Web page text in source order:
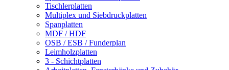
Tischlerplatten
Multiplex und Siebdruckplatten
Spanplatten
MDF / HDF
OSB / ESB / Funderplan
Leimholzplatten
3 - Schichtplatten